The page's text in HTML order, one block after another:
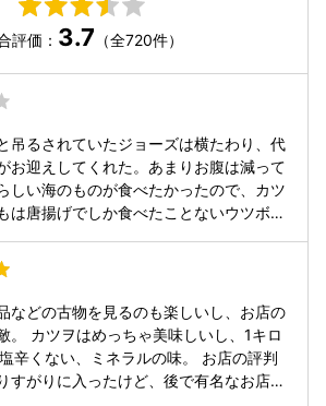
評価： 3.7 （全720件）
吊るされていたジョーズは横たわり、代
お迎えしてくれた。あまりお腹は減って
しい海のものが食べたかったので、カツ
は唐揚げでしか食べたことないウツボが
汁のセルフサービス。店の中央にあるカ
から自ら用意して、生の白菜と味噌汁と
が運ばれる。私的には、最初にうどんが
け先にいただく。ゆず庵というだけあっ
味しいお汁で味噌の風味が飛ばないよう
煮ていく。ウツボのタタキは時間がかか
オ丼が運ばれてきた。カツオの柵と切り
などの古物を見るのも楽しいし、お店の
。 カツヲはめっちゃ美味しいし、1キロ
辛くない、ミネラルの味。 お店の評判
すがりに入ったけど、後で有名なお店だ